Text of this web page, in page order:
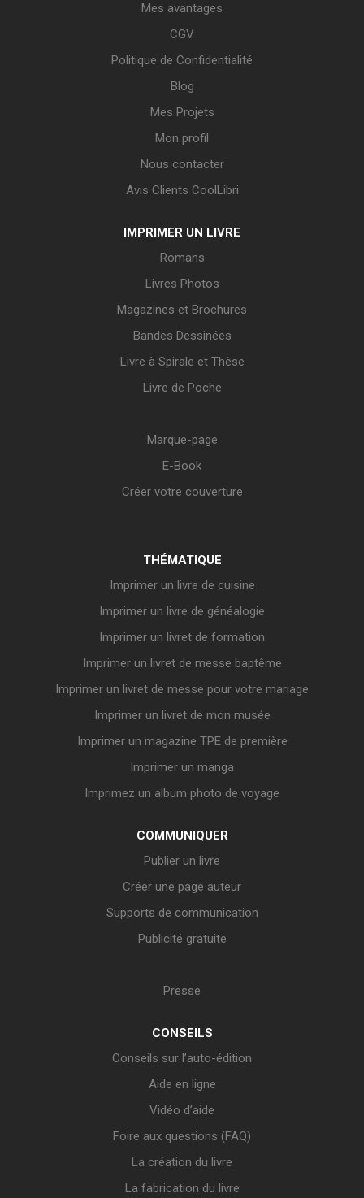
Mes avantages
CGV
Politique de Confidentialité
Blog
Mes Projets
Mon profil
Nous contacter
Avis Clients CoolLibri
IMPRIMER UN LIVRE
Romans
Livres Photos
Magazines et Brochures
Bandes Dessinées
Livre à Spirale et Thèse
Livre de Poche
Marque-page
E-Book
Créer votre couverture
THÉMATIQUE
Imprimer un livre de cuisine
Imprimer un livre de généalogie
Imprimer un livret de formation
Imprimer un livret de messe baptême
Imprimer un livret de messe pour votre mariage
Imprimer un livret de mon musée
Imprimer un magazine TPE de première
Imprimer un manga
Imprimez un album photo de voyage
COMMUNIQUER
Publier un livre
Créer une page auteur
Supports de communication
Publicité gratuite
Presse
CONSEILS
Conseils sur l’auto-édition
Aide en ligne
Vidéo d’aide
Foire aux questions (FAQ)
La création du livre
La fabrication du livre